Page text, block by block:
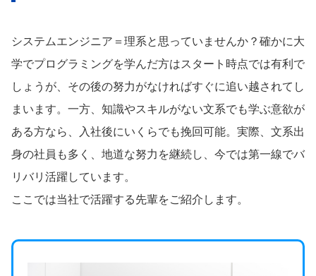
システムエンジニア＝理系と思っていませんか？確かに大
学でプログラミングを学んだ方はスタート時点では有利で
しょうが、その後の努力がなければすぐに追い越されてし
まいます。一方、知識やスキルがない文系でも学ぶ意欲が
ある方なら、入社後にいくらでも挽回可能。実際、文系出
身の社員も多く、地道な努力を継続し、今では第一線でバ
リバリ活躍しています。
ここでは当社で活躍する先輩をご紹介します。